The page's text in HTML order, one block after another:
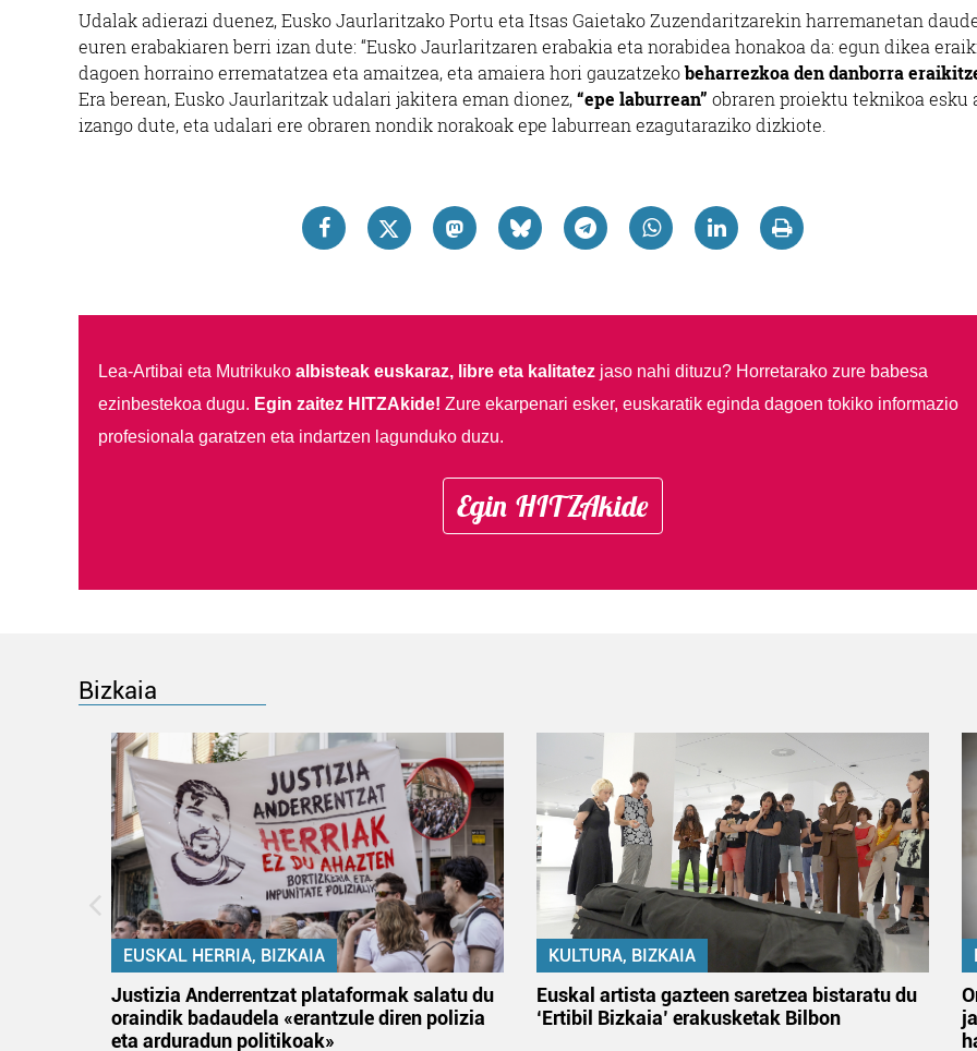
Udalak adierazi duenez, Eusko Jaurlaritzako Portu eta Itsas Gaietako Zuzendaritzarekin harremanetan
euren erabakiaren berri izan dute: “Eusko Jaurlaritzaren erabakia eta norabidea honakoa da: egun dikea
dagoen horraino errematatzea eta amaitzea, eta amaiera hori gauzatzekobeharrezkoa den danborra
Era berean, Eusko Jaurlaritzak udalari jakitera eman dionez,“epe laburrean” obraren proiektu teknikoa esku
izango dute, eta udalari ere obraren nondik norakoak epe laburrean ezagutaraziko dizkiote.
Lea-Artibai eta Mutrikuko albisteak euskaraz, libre eta kalitatezjaso nahi dituzu? Horretarako zure babesa
ezinbestekoa dugu. Egin zaitez HITZAkide! Zure ekarpenari esker, euskaratik eginda dagoen tokiko informazio
profesionala garatzen eta indartzen lagunduko duzu.
Egin HITZAkide
Bizkaia
EUSKAL HERRIA, BIZKAIA
Justizia Anderrentzat plataformak salatu du
oraindik badaudela «erantzule diren polizia
eta arduradun politikoak»
KULTURA, BIZKAIA
Euskal artista gazteen saretzea bistaratu du
‘Ertibil Bizkaia’ erakusketak Bilbon